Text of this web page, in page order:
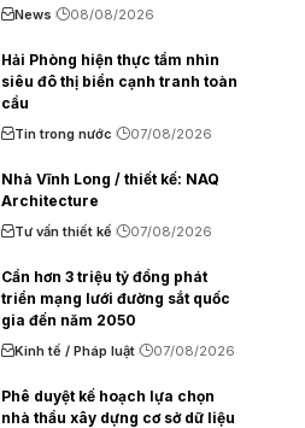
News 08/08/2026
Hải Phòng hiện thực tầm nhìn
siêu đô thị biển cạnh tranh toàn
cầu
Tin trong nước 07/08/2026
Nhà Vĩnh Long / thiết kế: NAQ
Architecture
Tư vấn thiết kế 07/08/2026
Cần hơn 3 triệu tỷ đồng phát
triển mạng lưới đường sắt quốc
gia đến năm 2050
Kinh tế / Pháp luật 07/08/2026
Phê duyệt kế hoạch lựa chọn
nhà thầu xây dựng cơ sở dữ liệu